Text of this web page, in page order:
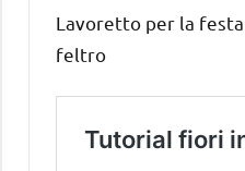
Lavoretto per la
feltro